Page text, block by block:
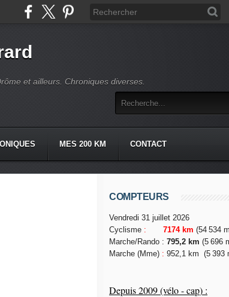
et ailleurs. Chroniques diverses.
MES 200 KM CONTACT
COMPTEURS
Vendredi 31 juillet 2026
Cyclisme : 7174 km (54 534
Marche/Rando : 795,2 km (5 696
Marche (Mme) : 952,1 km (5 393
Depuis 2009 (vélo - cap) :